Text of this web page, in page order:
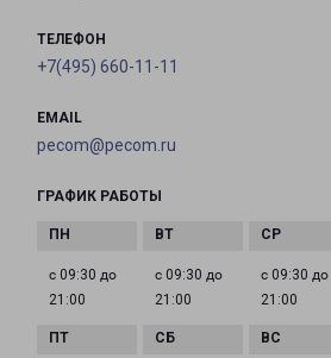
ТЕЛЕФОН
+7(495) 660-11-11
EMAIL
pecom@pecom.ru
ГРАФИК РАБОТЫ
с 09:30 до
21:00
с 09:30 до
21:00
с 09:30 до
21:00